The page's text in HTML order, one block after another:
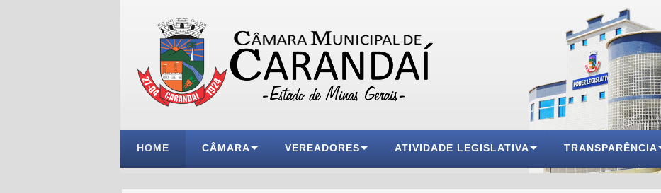
HOME CÂMARA VEREADORES ATIVIDADE LEGISLATIVA TRANSPARÊNCIA